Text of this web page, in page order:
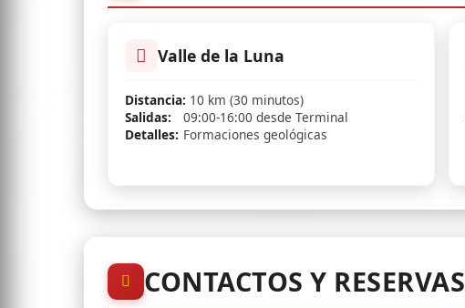
Valle de la Luna
Distancia: 10 km (30 minutos)
Salidas:
09:00-16:00 desde Terminal
Detalles: Formaciones geológicas
CONTACTOS Y RESERVAS